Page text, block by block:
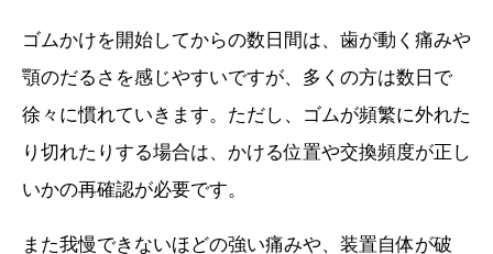
ゴムかけを開始してからの数日間は、歯が動く痛みや
顎のだるさを感じやすいですが、多くの方は数日で
徐々に慣れていきます。ただし、ゴムが頻繁に外れた
り切れたりする場合は、かける位置や交換頻度が正し
いかの再確認が必要です。
また我慢できないほどの強い痛みや、装置自体が破